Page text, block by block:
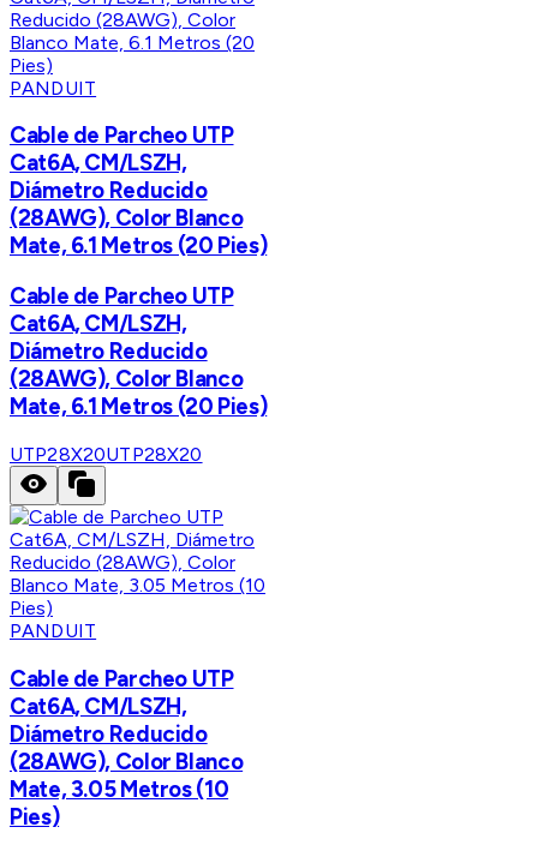
PANDUIT
Cable de Parcheo UTP
Cat6A, CM/LSZH,
Diámetro Reducido
(28AWG), Color Blanco
Mate, 6.1 Metros (20 Pies)
Cable de Parcheo UTP
Cat6A, CM/LSZH,
Diámetro Reducido
(28AWG), Color Blanco
Mate, 6.1 Metros (20 Pies)
UTP28X20UTP28X20
PANDUIT
Cable de Parcheo UTP
Cat6A, CM/LSZH,
Diámetro Reducido
(28AWG), Color Blanco
Mate, 3.05 Metros (10
Pies)